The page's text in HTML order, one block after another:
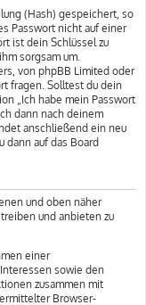
(Hash) gespeichert, so
Passwort nicht auf einer
ist dein Schlüssel zu
sorgsam um.
von phpBB Limited oder
fragen. Solltest du dein
„Ich habe mein Passwort
dann nach deinem
anschließend ein neu
dann auf das Board
und oben näher
und anbieten zu
einer
sowie den
zusammen mit
Browser-